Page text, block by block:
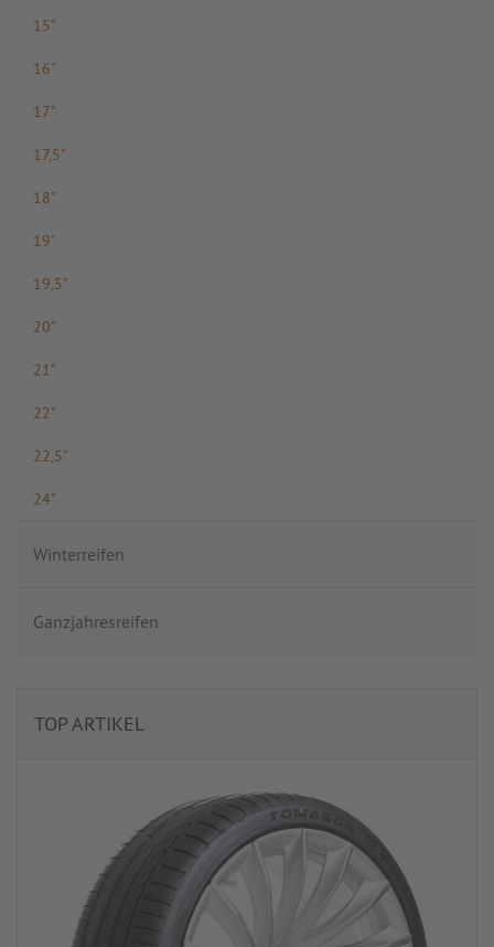
15"
16"
17"
17,5"
18"
19"
19,5"
20"
21"
22"
22,5"
24"
Winterreifen
Ganzjahresreifen
TOP ARTIKEL